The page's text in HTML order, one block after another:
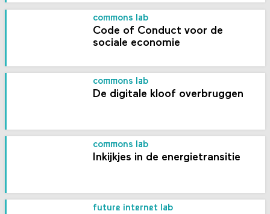
commons lab
Code of Conduct voor de
sociale economie
commons lab
De digitale kloof overbruggen
commons lab
Inkijkjes in de energietransitie
future internet lab